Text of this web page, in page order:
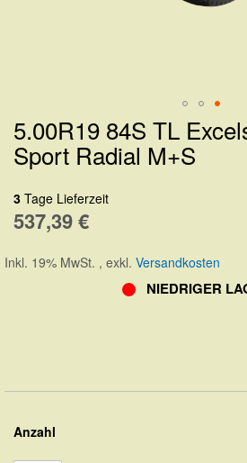
Zum
Anfang
Bildergalerie
springen
5.00R19 84S TL
Sport Radial M+S
3 Tage Lieferzeit
537,39 €
Inkl. 19% MwSt. , exkl. Versandkosten
NIEDRIGER
Anzahl